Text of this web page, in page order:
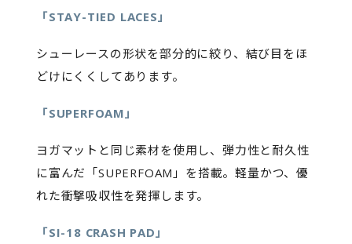
「STAY-TIED LACES」
シューレースの形状を部分的に絞り、結び目をほ
どけにくくしてあります。
「SUPERFOAM」
ヨガマットと同じ素材を使用し、弾力性と耐久性
に富んだ「SUPERFOAM」を搭載。軽量かつ、優
れた衝撃吸収性を発揮します。
「SI-18 CRASH PAD」